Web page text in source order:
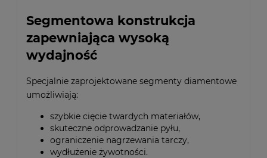
Segmentowa konstrukcja
zapewniająca wysoką
wydajność
Specjalnie zaprojektowane segmenty diamentowe
umożliwiają:
szybkie cięcie twardych materiałów,
skuteczne odprowadzanie pyłu,
ograniczenie nagrzewania tarczy,
wydłużenie żywotności.